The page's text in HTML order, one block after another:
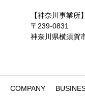
【神奈川事業所】
〒239-0831
神奈川県横須賀
COMPANY